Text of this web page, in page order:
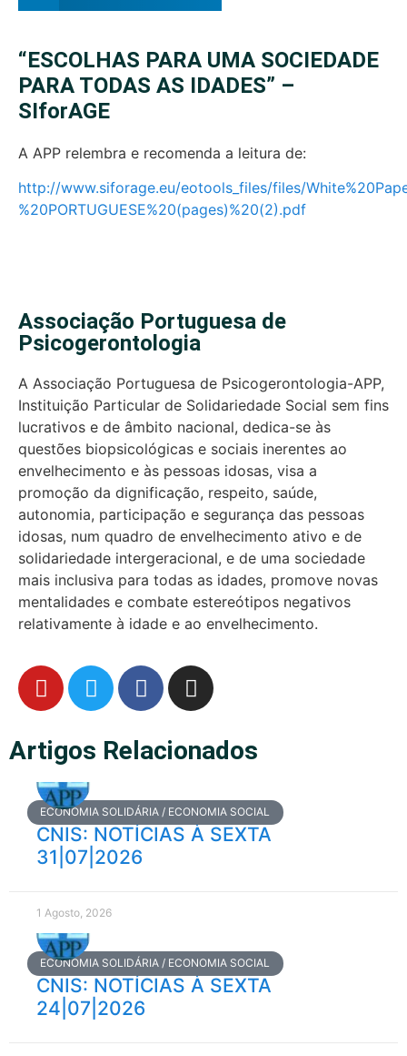
“ESCOLHAS PARA UMA SOCIEDADE
PARA TODAS AS IDADES” –
SIforAGE
A APP relembra e recomenda a leitura de:
http://www.siforage.eu/eotools_files/files/
%20PORTUGUESE%20(pages)%20(2).pdf
Associação Portuguesa de
Psicogerontologia
A Associação Portuguesa de Psicogerontologia-APP,
Instituição Particular de Solidariedade Social sem fins
lucrativos e de âmbito nacional, dedica-se às
questões biopsicológicas e sociais inerentes ao
envelhecimento e às pessoas idosas, visa a
promoção da dignificação, respeito, saúde,
autonomia, participação e segurança das pessoas
idosas, num quadro de envelhecimento ativo e de
solidariedade intergeracional, e de uma sociedade
mais inclusiva para todas as idades, promove novas
mentalidades e combate estereótipos negativos
relativamente à idade e ao envelhecimento.
Artigos Relacionados
ECONOMIA SOLIDÁRIA / ECONOMIA SOCIAL
CNIS: NOTÍCIAS À SEXTA
31|07|2026
1 Agosto, 2026
ECONOMIA SOLIDÁRIA / ECONOMIA SOCIAL
CNIS: NOTÍCIAS À SEXTA
24|07|2026